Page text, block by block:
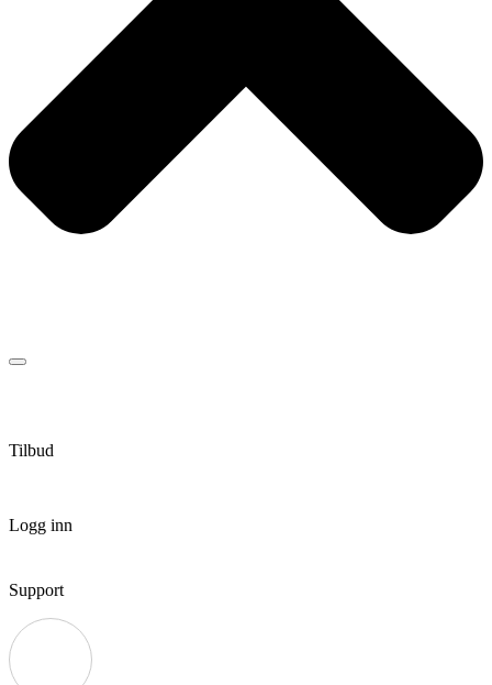
Tilbud
Logg inn
Support